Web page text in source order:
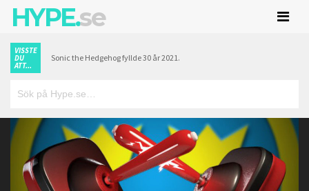
HYPE.se
VISSTE
DU
ATT...
Sonic the Hedgehog fyllde 30 år 2021.